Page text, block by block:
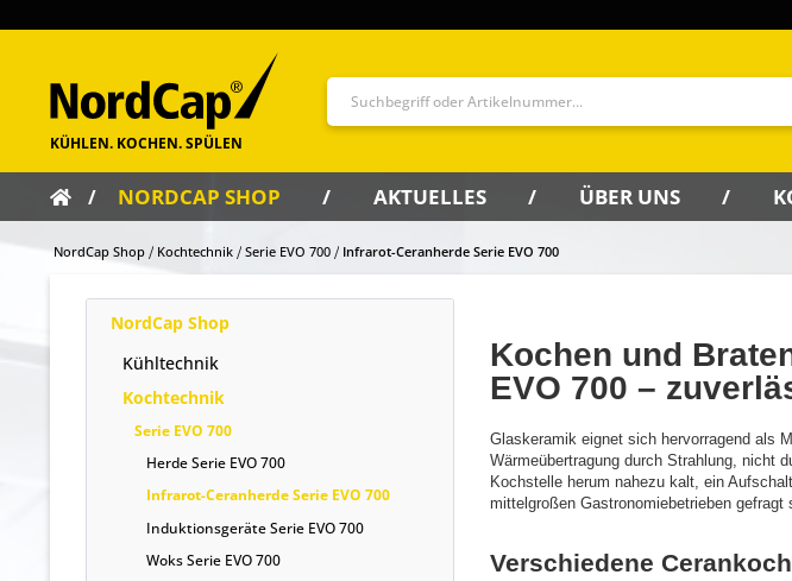
NORDCAP SHOP AKTUELLES ÜBER UNS
NordCap Shop Kochtechnik Serie EVO 700 Infrarot-Ceranherde Serie EVO 700
NordCap Shop
Kühltechnik
Kochtechnik
Serie EVO 700
Herde Serie EVO 700
Infrarot-Ceranherde Serie EVO 700
Induktionsgeräte Serie EVO 700
Woks Serie EVO 700
Kochen und
EVO 700 –
Glaskeramik eignet sich hervorragend als
Wärmeübertragung durch Strahlung, nicht
Kochstelle herum nahezu kalt, ein
mittelgroßen Gastronomiebetrieben gefragt
Verschiedene